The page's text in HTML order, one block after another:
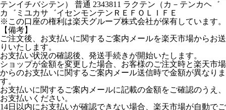
テンイチバシテン） 普通 2343811 ラクテン（カ－テンカヘ゛
カ゛ミユカサ゛イセンモンテンＲＥＦＯＬＩＦＥ
※この口座の権利は楽天グループ株式会社が保有しています。
【備考】
ご注文後、お支払いに関するご案内メールを楽天市場からお送
りいたします。
お支払い状況の確認後、発送手続きが開始いたします。
ショップが金額を変更した場合、お客様のご注文時と楽天市場
からのお支払いに関するご案内メール送信時で金額が異なりま
す。
お支払いに関するご案内メールに記載の金額をご確認のうえ、
お支払いください。
14日以内にお支払いが確認できない場合、楽天市場が自動でご